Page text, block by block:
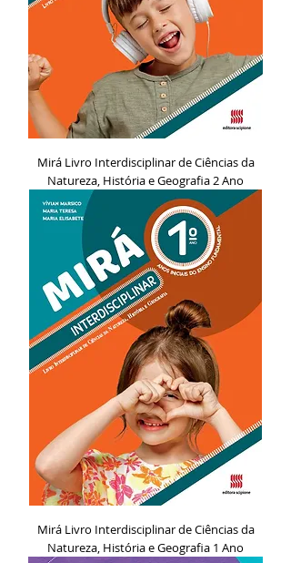
Mirá Livro Interdisciplinar de Ciências da
Natureza, História e Geografia 2 Ano
Mirá Livro Interdisciplinar de Ciências da
Natureza, História e Geografia 1 Ano